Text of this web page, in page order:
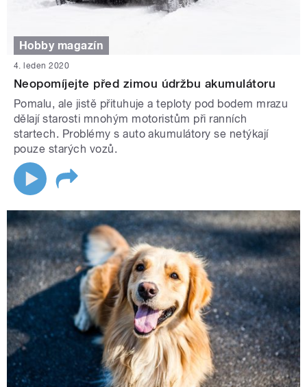
Hobby magazín
4. leden 2020
Neopomíjejte před zimou údržbu akumulátoru
Pomalu, ale jistě přituhuje a teploty pod bodem mrazu
dělají starosti mnohým motoristům při ranních
startech. Problémy s auto akumulátory se netýkají
pouze starých vozů.